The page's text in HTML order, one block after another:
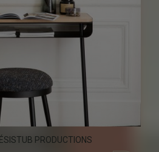
PRODUCTIONS